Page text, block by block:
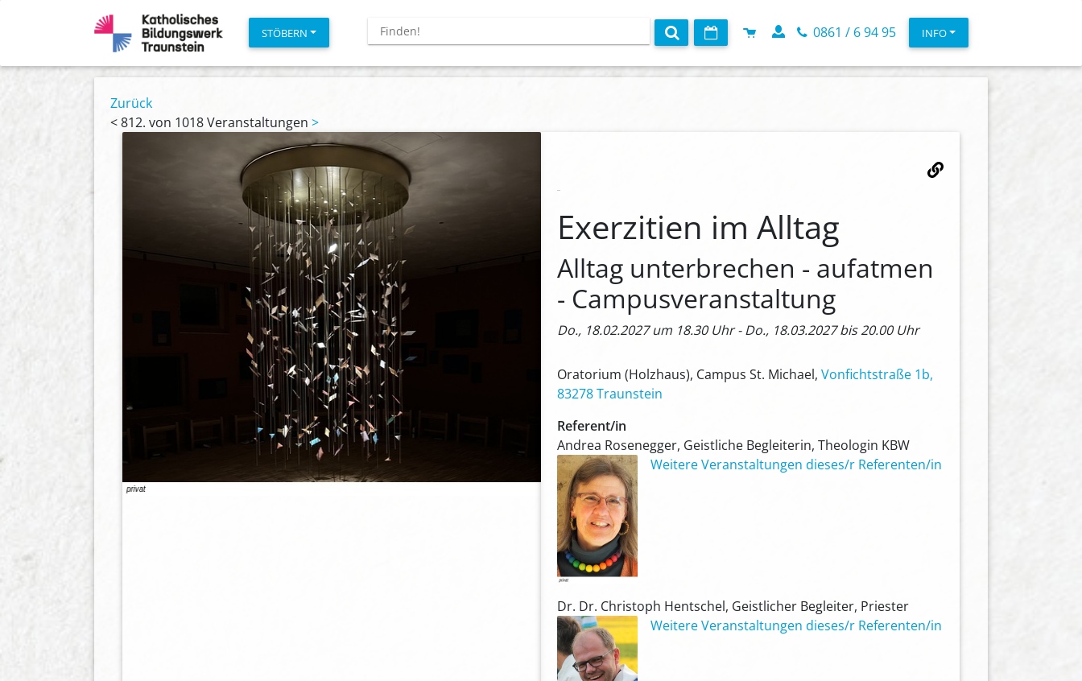
STÖBERN 0861 / 6 94 95 INFO
Zurück
<812. von 1018 Veranstaltungen >
Exerzitien im Alltag
Alltag unterbrechen - aufatmen
- Campusveranstaltung
Do., 18.02.2027 um 18.30 Uhr - Do., 18.03.2027 bis 20.00 Uhr
Oratorium (Holzhaus), Campus St. Michael, Vonfichtstraße 1b,
83278 Traunstein
Referent/in
Andrea Rosenegger, Geistliche Begleiterin, Theologin KBW
Weitere Veranstaltungen dieses/r Referenten/in
Dr. Dr. Christoph Hentschel, Geistlicher Begleiter, Priester
Weitere Veranstaltungen dieses/r Referenten/in